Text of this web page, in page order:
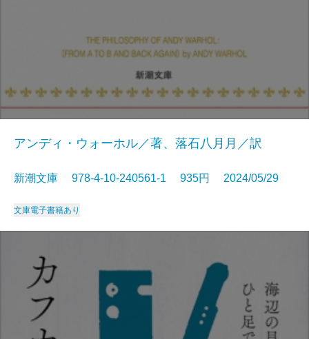
アンディ・ウォーホル／著、落石八月月／訳
新潮文庫 978-4-10-240561-1 935円 2024/05/29
文庫電子書籍あり